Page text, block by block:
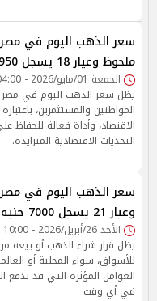
سعر الذهب اليوم في مصر
ملحوظ وعيار 18 يسجل 5950 جنيهًا
الجمعة 01/مايو/2026 - 04:00 م
يظل سعر الذهب اليوم في
المواطنين والمستثمرين،
الاقتصاد، وأداة فعالة
التحديات الاقتصادية المتزايدة.
سعر الذهب اليوم في
وعيار 21 يسجل 7000 جنيه
الأحد 26/أبريل/2026 - 10:00 م
يظل قرار شراء الذهب أو بيعه
للأسواق، سواء المحلية أو
العوامل المؤثرة التي قد تدفع
في أي وقت